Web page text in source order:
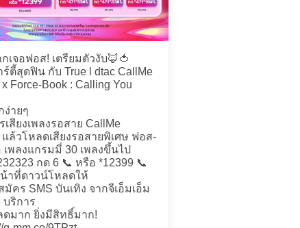
เจอฟอส! เตรียมตัวงับ🦊🍅
ตี้สุดฟิน กับ True l dtac CallMe
x Force-Book : Calling You
ง่ายๆ
เสียงเพลงรอสาย CallMe
แล้วโหลดเสียงรอสายพิเศษ ฟอส-
พลงแกรมมี่ 30 เพลงขึ้นไป
กด 6 📞 หรือ *12399 📞
น้าที่ดาวน์โหลดให้
มัคร SMS บันเทิง จากจีเอ็มเอ็ม
บริการ
ดมาก ยิ่งมีสิทธิ์มาก!